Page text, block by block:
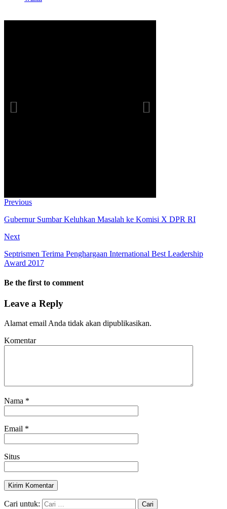
Previous
Gubernur Sumbar Keluhkan Masalah ke Komisi X DPR RI
Next
Septrismen Terima Penghargaan International Best Leadership
Award 2017
Be the first to comment
Leave a Reply
Alamat email Anda tidak akan dipublikasikan.
Komentar
Nama *
Email *
Situs
Cari untuk: